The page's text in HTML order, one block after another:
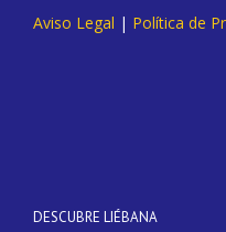
Aviso Legal | Política de
DESCUBRE LIÉBANA